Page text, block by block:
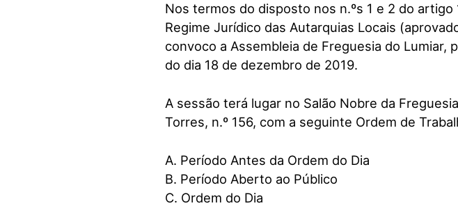
Nos termos do disposto nos n.ºs 1 e 2 do artigo
Regime Jurídico das Autarquias Locais
convoco a Assembleia de Freguesia do Lumiar,
do dia 18 de dezembro de 2019.
A sessão terá lugar no Salão Nobre da
Torres, n.º 156, com a seguinte Ordem de
A. Período Antes da Ordem do Dia
B. Período Aberto ao Público
C. Ordem do Dia